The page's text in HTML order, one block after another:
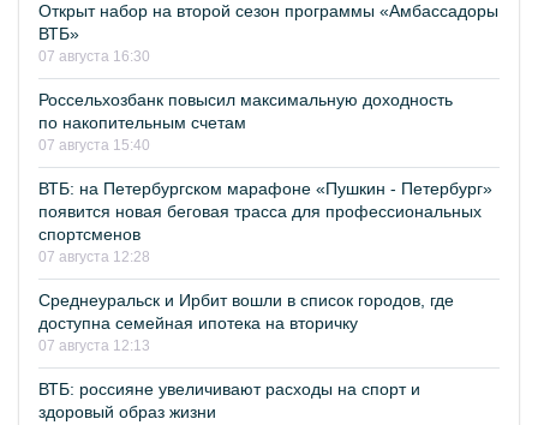
Открыт набор на второй сезон программы «Амбассадоры
ВТБ»
07 августа 16:30
Россельхозбанк повысил максимальную доходность
по накопительным счетам
07 августа 15:40
ВТБ: на Петербургском марафоне «Пушкин - Петербург»
появится новая беговая трасса для профессиональных
спортсменов
07 августа 12:28
Среднеуральск и Ирбит вошли в список городов, где
доступна семейная ипотека на вторичку
07 августа 12:13
ВТБ: россияне увеличивают расходы на спорт и
здоровый образ жизни